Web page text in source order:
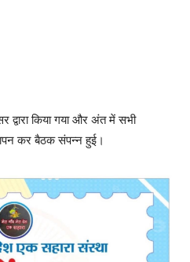
किया गया और अंत में सभी
कर बैठक संपन्न हुई।